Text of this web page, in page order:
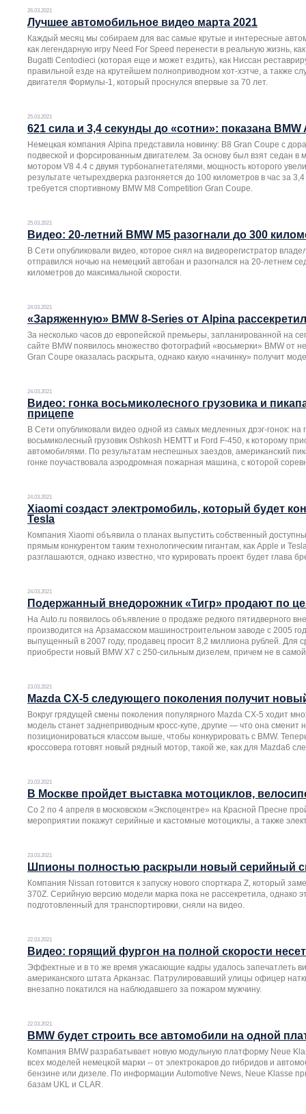
26.03.2021
Лучшее автомобильное видео марта 2021
Каждый месяц мы собираем для вас самые крутые и интересные
как легендарную игру Need For Speed перенести в реальную жизнь,
Bugatti Centodieci (которая еще и может ездить), как Ниссан
правильной езде на крутейшем полноприводном хот-хэтче, а также
двигателя Формулы-1, который проснулся впервые за 70 лет.
25.03.2021
621 сила и 3,4 секунды до «сотни»: показана
Немецкая компания Alpina представила новинку: B8 Gran Coupe с
подвеской и форсированным двигателем. За основу был взят седан
мотором V8 4.4 с двумя турбонагнетателями, мощность которого
результате четырехдверка разгоняется до 100 километров в час за
требуется спортивному BMW M8 Competition Gran Coupe.
25.03.2021
Видео: 20-летний BMW M5 разогнали до 300
В Сети опубликовали видео, которое снял на видеорегистратор
отправился ночью на немецкий автобан и разогнался на 20-летнем
километров до максимальной скорости.
24.03.2021
«Заряженную» BMW 8-Series от Alpina
За несколько часов до европейской премьеры, запланированной на
сайте BMW появилось множество фотографий «восьмерки» BMW от
Gran Coupe оказалась раскрыта, однако какую «начинку» получит
24.03.2021
Видео: гонка восьмиколесного грузовика и
прицепе
В Сети опубликовали видео одной из самых медленных дрэг-гонок: на
восьмиколесный грузовик Oshkosh HEMTT и Ford F-450, к которому
автомобилями. По результатам неспешных заездов, американский
гонке поучаствовала аэродромная пожарная машина, с которой
24.03.2021
Xiaomi создаст электромобиль, который будет
Tesla
Компания Xiaomi объявила о планах выпустить собственный
прямым конкурентом таким технологическим гигантам, как Apple и
разглашаются, однако известно, что курировать проект будет глава
24.03.2021
Подержанный внедорожник «Тигр» продают по
На Auto.ru появилось объявление о продаже редкого пятидверного
производится на Арзамасском машиностроительном заводе с 2005
выпущенный в 2007 году, продавец просит 8,2 миллиона рублей. Для
приобрести новый BMW X7 с 250-сильным дизелем, причем не в
23.03.2021
Mazda CX-5 следующего поколения получит
Вокруг грядущей смены поколения популярного Mazda CX-5 ходит
модель станет заднеприводным кросс-купе, другие — что она сменит
позиционироваться классом выше, чтобы конкурировать с BMW.
кроссовера готовят новый рядный мотор, такой же, как для Mazda6
23.03.2021
В Москве пройдет выставка мотоциклов,
Со 2 по 4 апреля в московском «Экспоцентре» на Красной Пресне
мероприятии покажут серийные и кастомные мотоциклы, а также
23.03.2021
Шпионы полностью раскрыли новый серийный
Компания Nissan готовится к запуску нового спорткара Z, который
370Z. Серийную версию модели марка пока не рассекретила, однако
подготовленный для транспортировки, сняли на видео.
22.03.2021
Видео: горящий фургон на полной скорости
Эффектные и в то же время ужасающие кадры удалось запечатлеть
американского штата Арканзас. Патрулировавший улицы офицер
внезапно покатился на наблюдавшего за пожаром мужчину.
22.03.2021
BMW будет строить все автомобили на одной
Компания BMW разрабатывает новую модульную платформу Neue
всех моделей немецкой марки -- от электрокаров до гибридов и
бензине или дизеле. По информации Automotive News, Neue Klasse
базам UKL и CLAR.